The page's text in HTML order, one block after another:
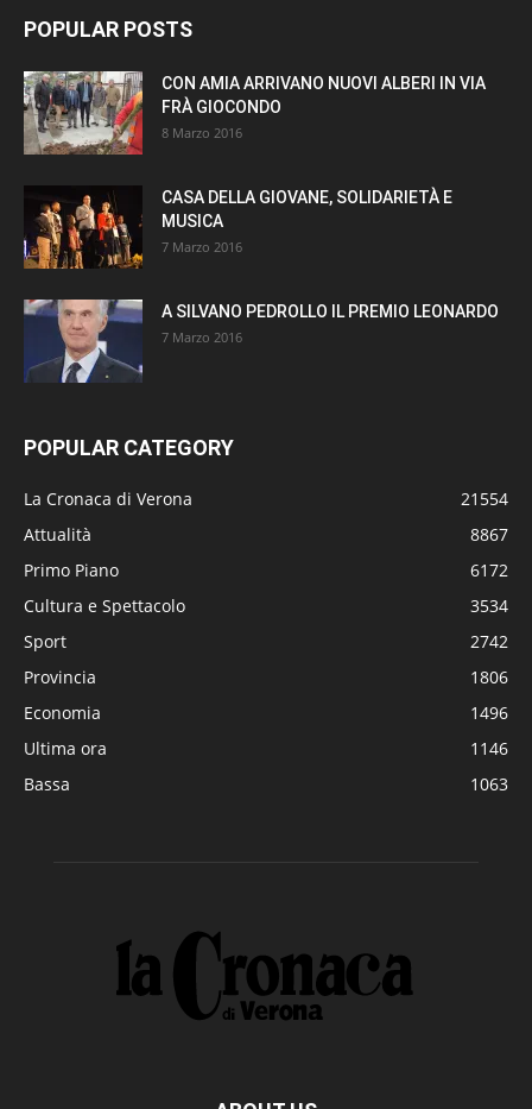
POPULAR POSTS
CON AMIA ARRIVANO NUOVI ALBERI IN VIA
FRÀ GIOCONDO
8 Marzo 2016
CASA DELLA GIOVANE, SOLIDARIETÀ E
MUSICA
7 Marzo 2016
A SILVANO PEDROLLO IL PREMIO LEONARDO
7 Marzo 2016
POPULAR CATEGORY
La Cronaca di Verona
21554
Attualità
8867
Primo Piano
6172
Cultura e Spettacolo
3534
Sport
2742
Provincia
1806
Economia
1496
Ultima ora
1146
Bassa
1063